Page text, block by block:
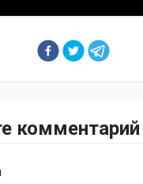
комментарий